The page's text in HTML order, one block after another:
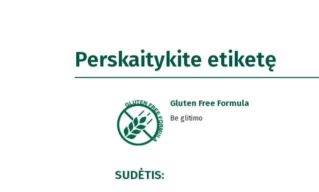
Perskaitykite etiketę
Gluten Free Formula
Be glitimo
SUDĖTIS: